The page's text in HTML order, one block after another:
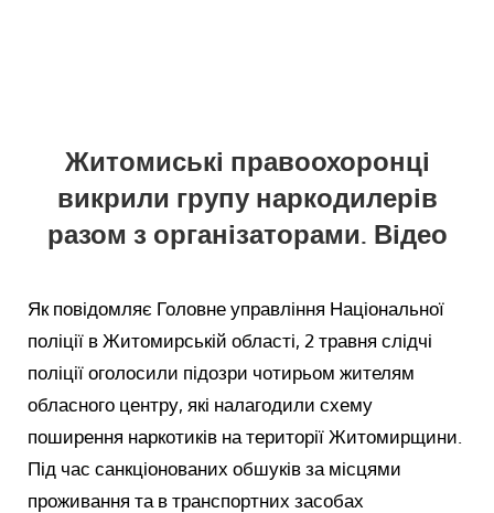
Житомиські правоохоронці
викрили групу наркодилерів
разом з організаторами. Відео
Як повідомляє Головне управління Національної
поліції в Житомирській області, 2 травня слідчі
поліції оголосили підозри чотирьом жителям
обласного центру, які налагодили схему
поширення наркотиків на території Житомирщини.
Під час санкціонованих обшуків за місцями
проживання та в транспортних засобах